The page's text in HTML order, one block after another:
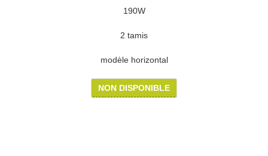
190W
2 tamis
modèle horizontal
NON DISPONIBLE